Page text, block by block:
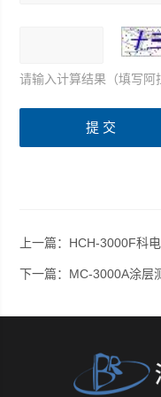
请输入计算结果（填写阿
上一篇： HCH-3000F科
下一篇： MC-3000A涂层